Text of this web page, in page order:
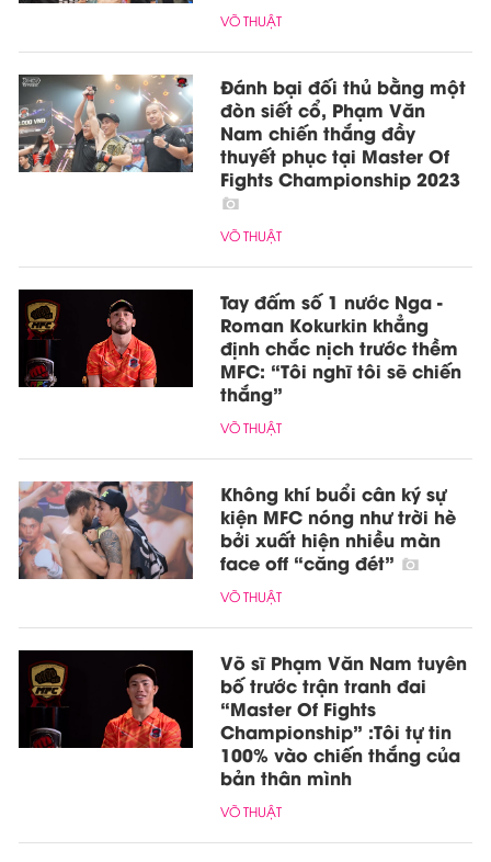
VÕ THUẬT
Đánh bại đối thủ bằng một
đòn siết cổ, Phạm Văn
Nam chiến thắng đầy
thuyết phục tại Master Of
Fights Championship 2023
VÕ THUẬT
Tay đấm số 1 nước Nga -
Roman Kokurkin khẳng
định chắc nịch trước thềm
MFC: “Tôi nghĩ tôi sẽ chiến
thắng”
VÕ THUẬT
Không khí buổi cân ký sự
kiện MFC nóng như trời hè
bởi xuất hiện nhiều màn
face off “căng đét”
VÕ THUẬT
Võ sĩ Phạm Văn Nam tuyên
bố trước trận tranh đai
“Master Of Fights
Championship” :Tôi tự tin
100% vào chiến thắng của
bản thân mình
VÕ THUẬT